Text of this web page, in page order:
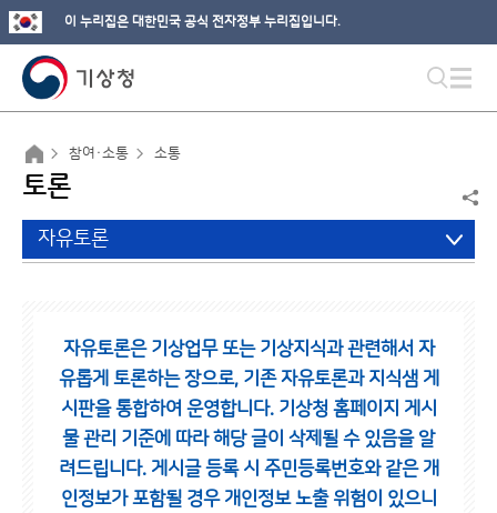
이 누리집은 대한민국 공식 전자정부 누리집입니다.
참여·소통 소통
토론
자유토론
자유토론은 기상업무 또는 기상지식과 관련해서 자
유롭게 토론하는 장으로, 기존 자유토론과 지식샘 게
시판을 통합하여 운영합니다. 기상청 홈페이지 게시
물 관리 기준에 따라 해당 글이 삭제될 수 있음을 알
려드립니다. 게시글 등록 시 주민등록번호와 같은 개
인정보가 포함될 경우 개인정보 노출 위험이 있으니